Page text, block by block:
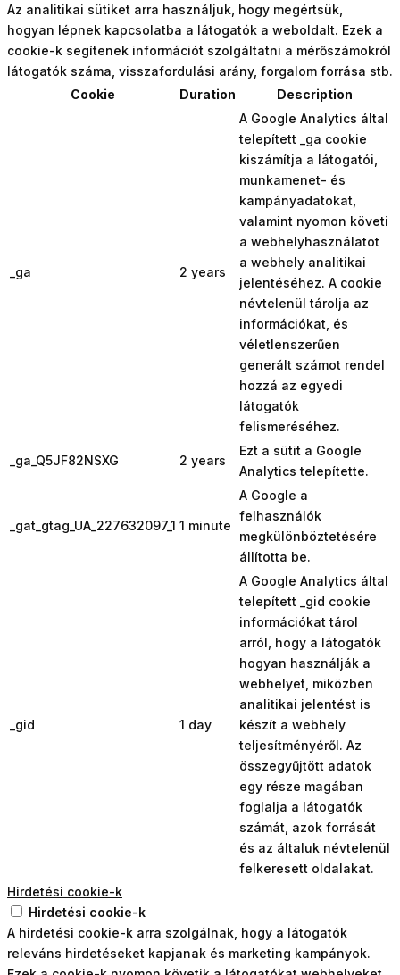
Az analitikai sütiket arra használjuk, hogy megértsük,
hogyan lépnek kapcsolatba a látogatók a weboldalt. Ezek a
cookie-k segítenek információt szolgáltatni a mérőszámokról
látogatók száma, visszafordulási arány, forgalom forrása stb.
Cookie
Duration Description
_ga 2 years
A Google Analytics által
telepített _ga cookie
kiszámítja a látogatói,
munkamenet- és
kampányadatokat,
valamint nyomon követi
a webhelyhasználatot
a webhely analitikai
jelentéséhez. A cookie
névtelenül tárolja az
információkat, és
véletlenszerűen
generált számot rendel
hozzá az egyedi
látogatók
felismeréséhez.
_ga_Q5JF82NSXG 2 years
Ezt a sütit a Google
Analytics telepítette.
_gat_gtag_UA_227632097_1 1 minute
A Google a
felhasználók
megkülönböztetésére
állította be.
_gid 1 day
A Google Analytics által
telepített _gid cookie
információkat tárol
arról, hogy a látogatók
hogyan használják a
webhelyet, miközben
analitikai jelentést is
készít a webhely
teljesítményéről. Az
összegyűjtött adatok
egy része magában
foglalja a látogatók
számát, azok forrását
és az általuk névtelenül
felkeresett oldalakat.
Hirdetési cookie-k
Hirdetési cookie-k
A hirdetési cookie-k arra szolgálnak, hogy a látogatók
releváns hirdetéseket kapjanak és marketing kampányok.